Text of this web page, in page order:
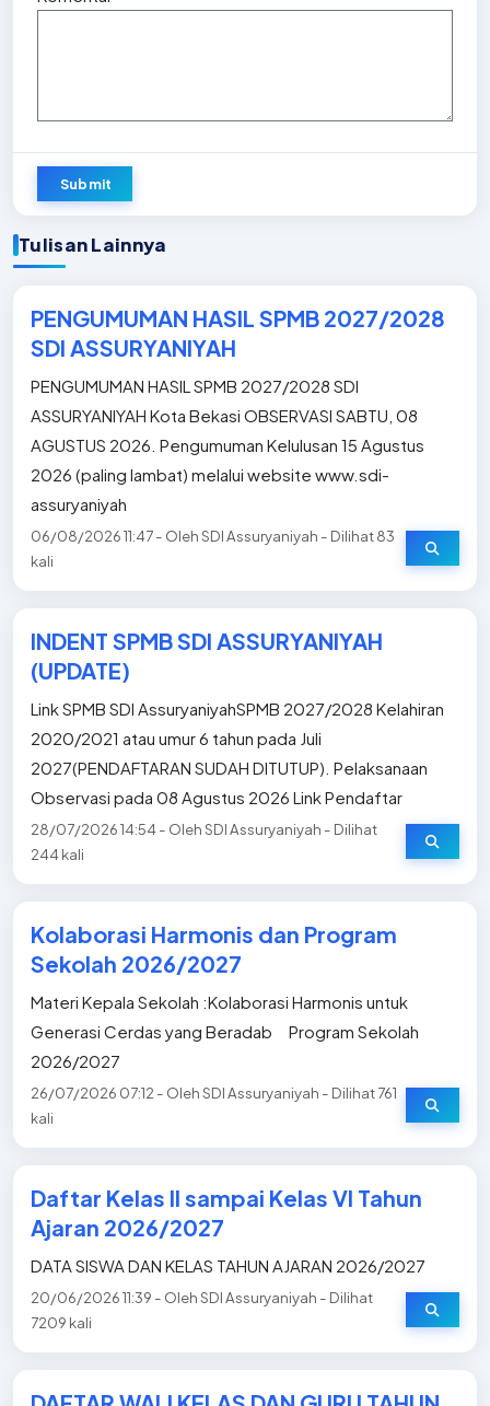
Submit
Tulisan Lainnya
PENGUMUMAN HASIL SPMB 2027/2028
SDI ASSURYANIYAH
PENGUMUMAN HASIL SPMB 2027/2028 SDI
ASSURYANIYAH Kota Bekasi OBSERVASI SABTU, 08
AGUSTUS 2026. Pengumuman Kelulusan 15 Agustus
2026 (paling lambat) melalui website www.sdi-
assuryaniyah
06/08/2026 11:47 - Oleh SDI Assuryaniyah - Dilihat 83
kali
INDENT SPMB SDI ASSURYANIYAH
(UPDATE)
Link SPMB SDI AssuryaniyahSPMB 2027/2028 Kelahiran
2020/2021 atau umur 6 tahun pada Juli
2027(PENDAFTARAN SUDAH DITUTUP). Pelaksanaan
Observasi pada 08 Agustus 2026 Link Pendaftar
28/07/2026 14:54 - Oleh SDI Assuryaniyah - Dilihat
244 kali
Kolaborasi Harmonis dan Program
Sekolah 2026/2027
Materi Kepala Sekolah :Kolaborasi Harmonis untuk
Generasi Cerdas yang Beradab Program Sekolah
2026/2027
26/07/2026 07:12 - Oleh SDI Assuryaniyah - Dilihat 761
kali
Daftar Kelas II sampai Kelas VI Tahun
Ajaran 2026/2027
DATA SISWA DAN KELAS TAHUN AJARAN 2026/2027
20/06/2026 11:39 - Oleh SDI Assuryaniyah - Dilihat
7209 kali